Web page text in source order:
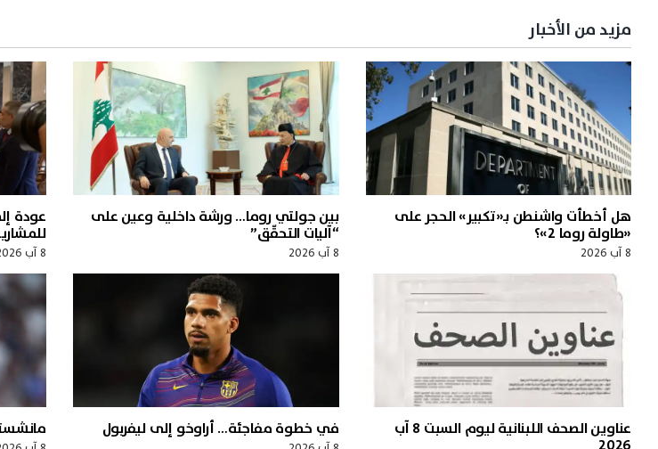
مزيد من الأخبار
هل أخطأت واشنطن بـ«تكبير» الحجر على
«طاولة روما 2»؟
8 آب 2026
بين جولتي روما… ورشة داخلية وعين على
“آليات التحقّق”
8 آب 2026
عودة
8 آب 2026
عناوين الصحف اللبنانية ليوم السبت 8 آب في خطوة مفاجئة… أراوخو إلى ليفربول